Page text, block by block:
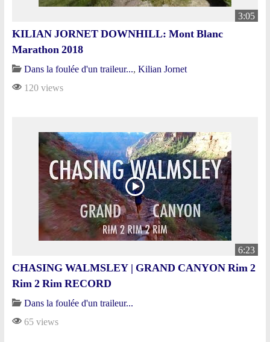
3:05
KILIAN JORNET DOWNHILL: Mont Blanc
Marathon 2018
Dans la foulée d'un traileur...
Kilian Jornet
120 views
6:23
CHASING WALMSLEY | GRAND CANYON Rim 2
Rim 2 Rim RECORD
Dans la foulée d'un traileur...
65 views